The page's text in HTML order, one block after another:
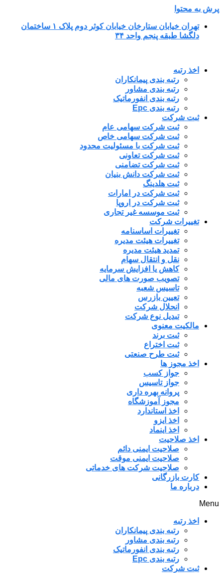
پرش به محتوا
تهران خیابان ستارخان خیابان کوثر دوم پلاک ۱ ساختمان
دلگشا طبقه پنجم واحد ۳۴
اخذ رتبه
رتبه بندی پیمانکاران
رتبه بندی مشاور
رتبه بندی انفورماتیک
رتبه بندی Epc
ثبت شرکت
ثبت شرکت سهامی عام
ثبت شرکت سهامی خاص
ثبت شرکت با مسئولیت محدود
ثبت شرکت تعاونی
ثبت شرکت تضامنی
ثبت شرکت دانش بنیان
ثبت هلدینگ
ثبت شرکت در امارات
ثبت شرکت در اروپا
ثبت موسسه غیر تجاری
تغییرات شرکت
تغییرات اساسنامه
تغییرات هیئت مدیره
تمدید هیئت مدیره
نقل و انتقال سهام
کاهش یا افزایش سرمایه
تصویب صورت های مالی
تاسیس شعبه
تعیین بازرس
انحلال شرکت
تبدیل نوع شرکت
مالکیت معنوی
ثبت برند
ثبت اختراع
ثبت طرح صنعتی
اخذ مجوز ها
جواز کسب
جواز تاسیس
پروانه بهره داری
مجوز آموزشگاه
اخذ استاندارد
اخذ ایزو
اخذ اینماد
اخذ صلاحیت
صلاحیت ایمنی دائم
صلاحیت ایمنی موقت
صلاحیت شرکت های خدماتی
کارت بازرگانی
درباره ما
Menu
اخذ رتبه
رتبه بندی پیمانکاران
رتبه بندی مشاور
رتبه بندی انفورماتیک
رتبه بندی Epc
ثبت شرکت